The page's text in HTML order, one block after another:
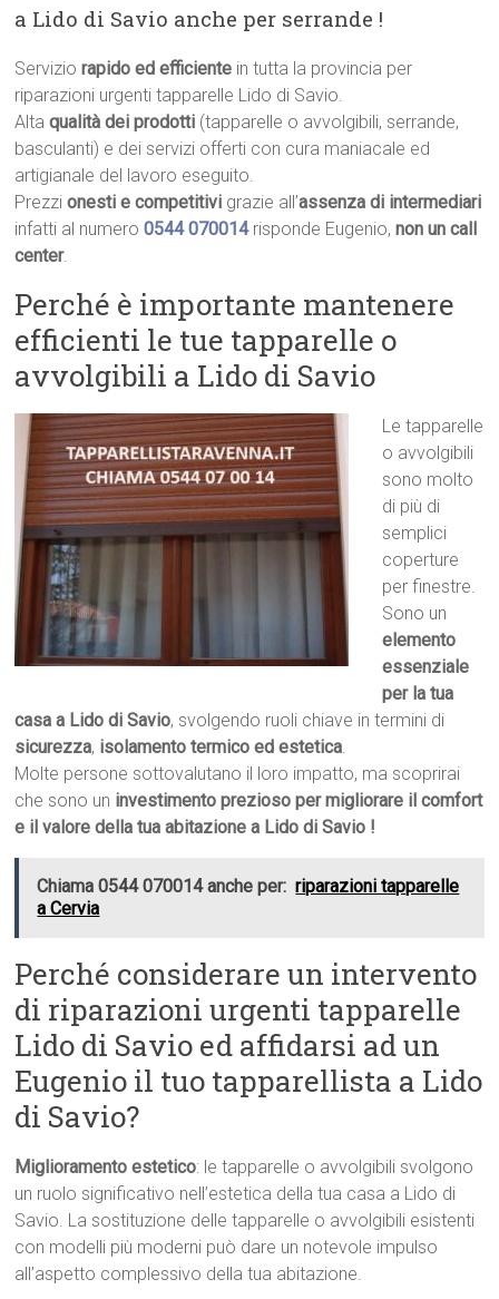
a Lido di Savio anche per serrande !
Serviziorapido ed efficiente in tutta la provincia per
riparazioni urgenti tapparelle Lido di Savio.
Altaqualità dei prodotti (tapparelle o avvolgibili, serrande,
basculanti) e dei servizi offerti con cura maniacale ed
artigianale del lavoro eseguito.
Prezzionesti e competitivi grazie all’assenza di intermediari
infatti al numero0544 070014 risponde Eugenio,non un call
center.
Perché è importante mantenere
efficienti le tue tapparelle o
avvolgibili a Lido di Savio
Le tapparelle
o avvolgibili
sono molto
di più di
semplici
coperture
per finestre.
Sono un
elemento
essenziale
per la tua
casa a Lido di Savio, svolgendo ruoli chiave in termini di
sicurezza, isolamento termico ed estetica.
Molte persone sottovalutano il loro impatto, ma scoprirai
che sono un investimento prezioso per migliorare il comfort
e il valore della tua abitazione a Lido di Savio !
Chiama 0544 070014 anche per: riparazioni tapparelle
a Cervia
Perché considerare un intervento
di riparazioni urgenti tapparelle
Lido di Savio ed affidarsi ad un
Eugenio il tuo tapparellista a Lido
di Savio?
Miglioramento estetico: le tapparelle o avvolgibili svolgono
un ruolo significativo nell’estetica della tua casa a Lido di
Savio. La sostituzione delle tapparelle o avvolgibili esistenti
con modelli più moderni può dare un notevole impulso
all’aspetto complessivo della tua abitazione.